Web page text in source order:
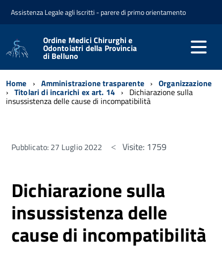
Assistenza Legale agli Iscritti - parere di primo orientamento
Ordine Medici Chirurghi e
Odontoiatri della Provincia
di Belluno
Home Amministrazione trasparente Organizzazione
Titolari di incarichi ex art. 14 Dichiarazione sulla
insussistenza delle cause di incompatibilità
Pubblicato: 27 Luglio 2022 Visite: 1759
Dichiarazione sulla
insussistenza delle
cause di incompatibilità